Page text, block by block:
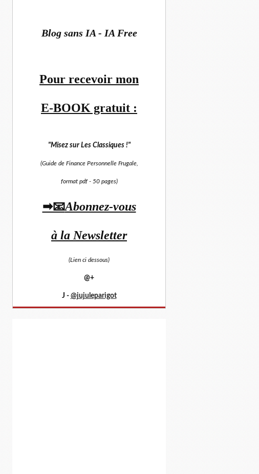
Blog sans IA - IA Free
Pour recevoir mon
E-BOOK gratuit :
"Misez sur Les Classiques !"
(Guide de Finance Personnelle Frugale,
format pdf - 50 pages)
➡📧Abonnez-vous
à la Newsletter
(Lien ci dessous)
@+
J - @jujuleparigot